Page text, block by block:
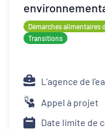
Loire-Bretagne
Démarches alimentaires
Transitions
L’agence de
Appel à projet
Date limite de